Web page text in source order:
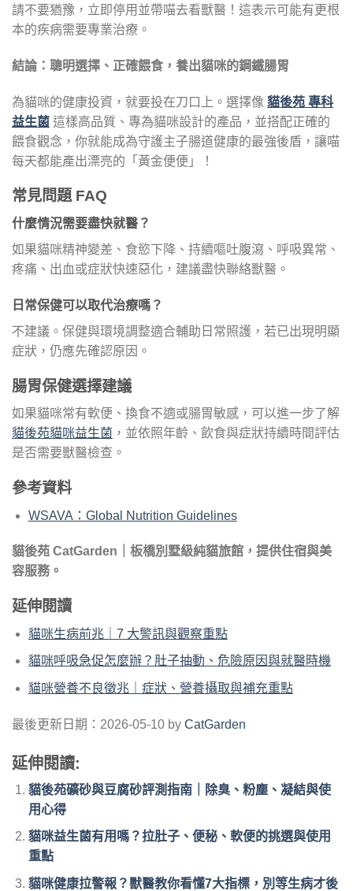
請不要猶豫，立即停用並帶喵去看獸醫！這表示可能有更根
本的疾病需要專業治療。
結論：聰明選擇、正確餵食，養出貓咪的鋼鐵腸胃
為貓咪的健康投資，就要投在刀口上。選擇像 貓後苑 專科
益生菌 這樣高品質、專為貓咪設計的產品，並搭配正確的
餵食觀念，你就能成為守護主子腸道健康的最強後盾，讓喵
每天都能產出漂亮的「黃金便便」！
常見問題 FAQ
什麼情況需要盡快就醫？
如果貓咪精神變差、食慾下降、持續嘔吐腹瀉、呼吸異常、
疼痛、出血或症狀快速惡化，建議盡快聯絡獸醫。
日常保健可以取代治療嗎？
不建議。保健與環境調整適合輔助日常照護，若已出現明顯
症狀，仍應先確認原因。
腸胃保健選擇建議
如果貓咪常有軟便、換食不適或腸胃敏感，可以進一步了解
貓後苑貓咪益生菌 ，並依照年齡、飲食與症狀持續時間評估
是否需要獸醫檢查。
參考資料
WSAVA：Global Nutrition Guidelines
貓後苑 CatGarden｜板橋別墅級純貓旅館，提供住宿與美
容服務。
延伸閱讀
貓咪生病前兆｜7 大警訊與觀察重點
貓咪呼吸急促怎麼辦？肚子抽動、危險原因與就醫時機
貓咪營養不良徵兆｜症狀、營養攝取與補充重點
最後更新日期：2026-05-10 by CatGarden
延伸閱讀:
貓後苑礦砂與豆腐砂評測指南｜除臭、粉塵、凝結與使
用心得
貓咪益生菌有用嗎？拉肚子、便秘、軟便的挑選與使用
重點
貓咪健康拉警報？獸醫教你看懂7大指標，別等生病才後